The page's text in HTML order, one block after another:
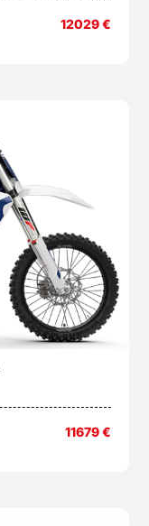
12029€
11679€